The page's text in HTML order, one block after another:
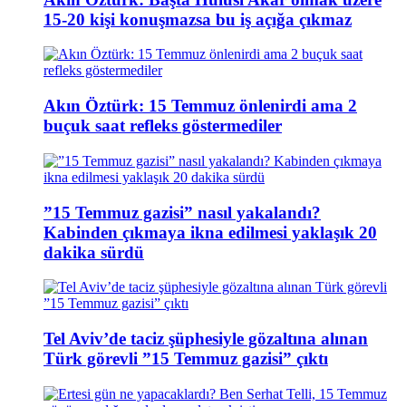
15-20 kişi konuşmazsa bu iş açığa çıkmaz
Akın Öztürk: 15 Temmuz önlenirdi ama 2
buçuk saat refleks göstermediler
”15 Temmuz gazisi” nasıl yakalandı?
Kabinden çıkmaya ikna edilmesi yaklaşık 20
dakika sürdü
Tel Aviv’de taciz şüphesiyle gözaltına alınan
Türk görevli ”15 Temmuz gazisi” çıktı